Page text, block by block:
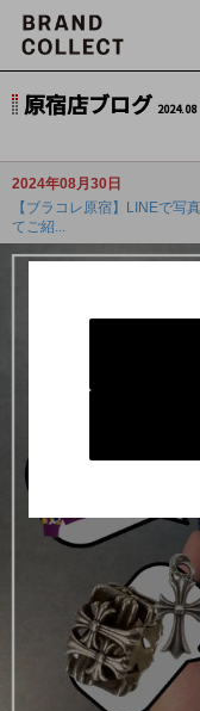
原宿店ブログ 2024.08
2024年08月30日
【ブラコレ原宿】LINEで写
てご紹...